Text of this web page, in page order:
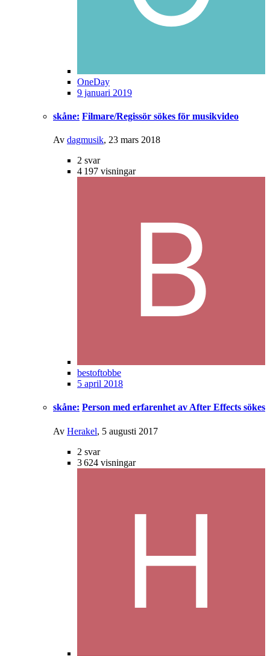
OneDay
9 januari 2019
skåne: Filmare/Regissör sökes för musikvideo
Av dagmusik, 23 mars 2018
2 svar
4 197 visningar
bestoftobbe
5 april 2018
skåne: Person med erfarenhet av After Effects sökes
Av Herakel, 5 augusti 2017
2 svar
3 624 visningar